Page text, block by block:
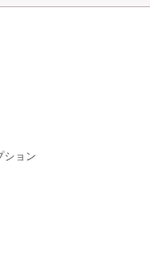
ション